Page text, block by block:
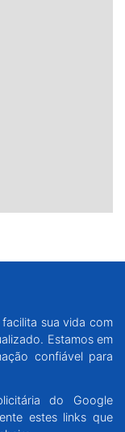
sua vida com
Estamos em
confiável para
do Google
estes links que